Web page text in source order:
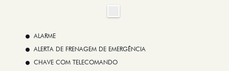
ALARME
ALERTA DE FRENAGEM DE EMERGÊNCIA
CHAVE COM TELECOMANDO